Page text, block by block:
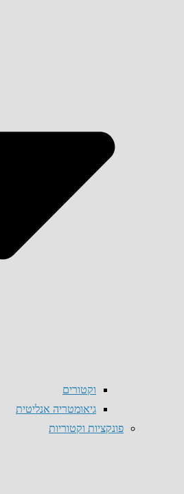
וקטורים
גיאומטריה אנליטית
פונקציות וקטוריות